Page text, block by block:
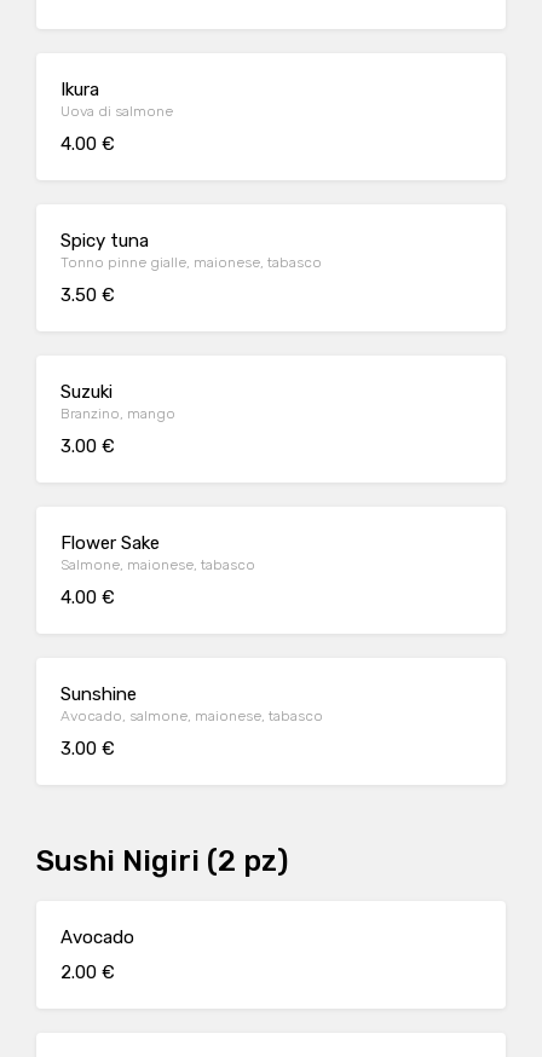
Ikura
Uova di salmone
4.00 €
Spicy tuna
Tonno pinne gialle, maionese, tabasco
3.50 €
Suzuki
Branzino, mango
3.00 €
Flower Sake
Salmone, maionese, tabasco
4.00 €
Sunshine
Avocado, salmone, maionese, tabasco
3.00 €
Sushi Nigiri (2 pz)
Avocado
2.00 €